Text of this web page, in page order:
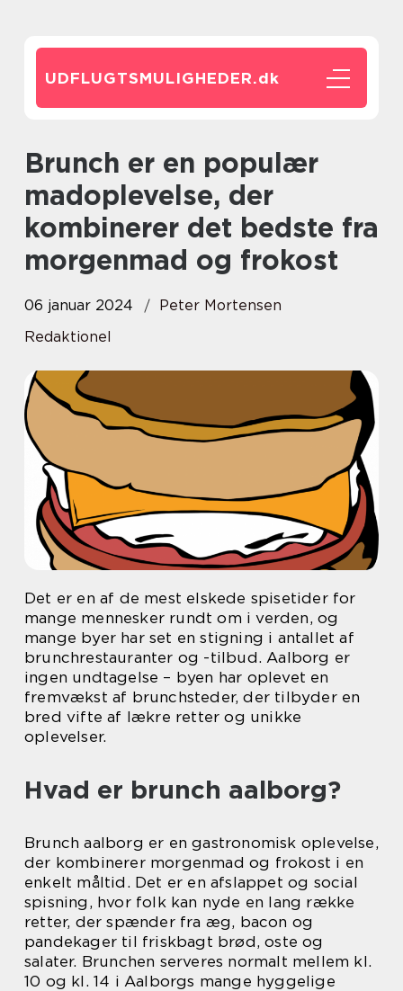
UDFLUGTSMULIGHEDER.dk
Brunch er en populær
madoplevelse, der
kombinerer det bedste fra
morgenmad og frokost
06 januar 2024
Peter Mortensen
Redaktionel
Det er en af de mest elskede spisetider for
mange mennesker rundt om i verden, og
mange byer har set en stigning i antallet af
brunchrestauranter og -tilbud. Aalborg er
ingen undtagelse – byen har oplevet en
fremvækst af brunchsteder, der tilbyder en
bred vifte af lækre retter og unikke
oplevelser.
Hvad er brunch aalborg?
Brunch aalborg er en gastronomisk oplevelse,
der kombinerer morgenmad og frokost i en
enkelt måltid. Det er en afslappet og social
spisning, hvor folk kan nyde en lang række
retter, der spænder fra æg, bacon og
pandekager til friskbagt brød, oste og
salater. Brunchen serveres normalt mellem kl.
10 og kl. 14 i Aalborgs mange hyggelige